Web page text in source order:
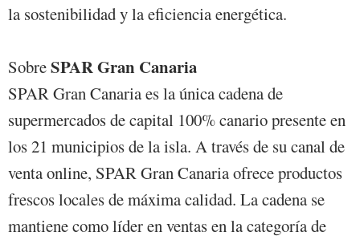
la sostenibilidad y la eficiencia energética.
SobreSPAR Gran Canaria
SPAR Gran Canaria es la única cadena de
supermercados de capital 100% canario presente en
los 21 municipios de la isla. A través de su canal de
venta online, SPAR Gran Canaria ofrece productos
frescos locales de máxima calidad. La cadena se
mantiene como líder en ventas en la categoría de